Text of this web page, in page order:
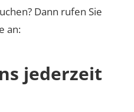
Dann rufen Sie
an:
jederzeit